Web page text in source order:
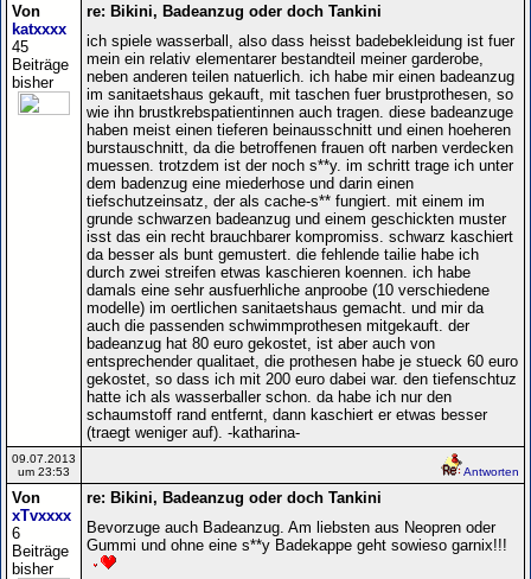
Von
katxxxx
45
Beiträge
bisher
re: Bikini, Badeanzug oder doch Tankini
ich spiele wasserball, also dass heisst badebekleidung ist fuer
mein ein relativ elementarer bestandteil meiner garderobe,
neben anderen teilen natuerlich. ich habe mir einen badeanzug
im sanitaetshaus gekauft, mit taschen fuer brustprothesen, so
wie ihn brustkrebspatientinnen auch tragen. diese badeanzuge
haben meist einen tieferen beinausschnitt und einen hoeheren
burstauschnitt, da die betroffenen frauen oft narben verdecken
muessen. trotzdem ist der noch s**y. im schritt trage ich unter
dem badenzug eine miederhose und darin einen
tiefschutzeinsatz, der als cache-s** fungiert. mit einem im
grunde schwarzen badeanzug und einem geschickten muster
isst das ein recht brauchbarer kompromiss. schwarz kaschiert
da besser als bunt gemustert. die fehlende tailie habe ich
durch zwei streifen etwas kaschieren koennen. ich habe
damals eine sehr ausfuerhliche anproobe (10 verschiedene
modelle) im oertlichen sanitaetshaus gemacht. und mir da
auch die passenden schwimmprothesen mitgekauft. der
badeanzug hat 80 euro gekostet, ist aber auch von
entsprechender qualitaet, die prothesen habe je stueck 60 euro
gekostet, so dass ich mit 200 euro dabei war. den tiefenschtuz
hatte ich als wasserballer schon. da habe ich nur den
schaumstoff rand entfernt, dann kaschiert er etwas besser
(traegt weniger auf). -katharina-
09.07.2013
um 23:53
Antworten
Von
xTvxxxx
6
Beiträge
bisher
re: Bikini, Badeanzug oder doch Tankini
Bevorzuge auch Badeanzug. Am liebsten aus Neopren oder
Gummi und ohne eine s**y Badekappe geht sowieso garnix!!!